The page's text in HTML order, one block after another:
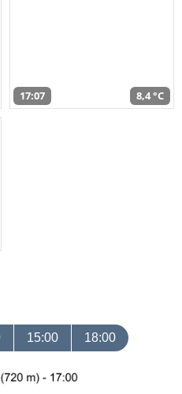
17:07 8,4 °C
15:00 18:00